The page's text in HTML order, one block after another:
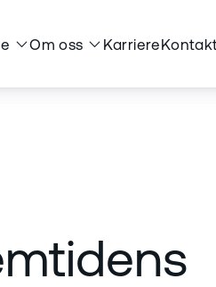
Om oss Karriere